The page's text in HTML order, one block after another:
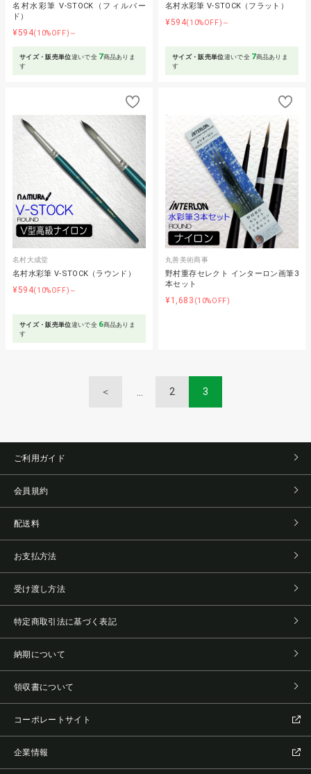
名村水彩筆 V-STOCK（フィルバー
ド）
¥594(10%OFF)～
サイズ・販売単位違いで全 7商品ありま
す
名村水彩筆 V-STOCK（フラット）
¥594(10%OFF)～
サイズ・販売単位違いで全 7商品ありま
す
名村大成堂
名村水彩筆 V-STOCK（ラウンド）
¥594(10%OFF)～
サイズ・販売単位違いで全 6商品ありま
す
丸善美術商事
野村重存セレクト インターロン画筆3
本セット
¥1,683 (10%OFF)
＜ 2 3
ご利用ガイド
会員規約
配送料
お支払方法
受け渡し方法
特定商取引法に基づく表記
納期について
領収書について
コーポレートサイト
企業情報